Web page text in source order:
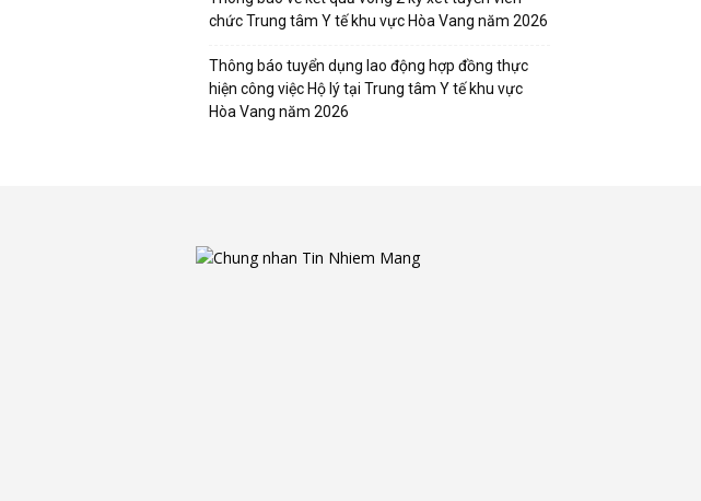
chức Trung tâm Y tế khu vực Hòa Vang năm 2026
Thông báo tuyển dụng lao động hợp đồng thực
hiện công việc Hộ lý tại Trung tâm Y tế khu vực
Hòa Vang năm 2026